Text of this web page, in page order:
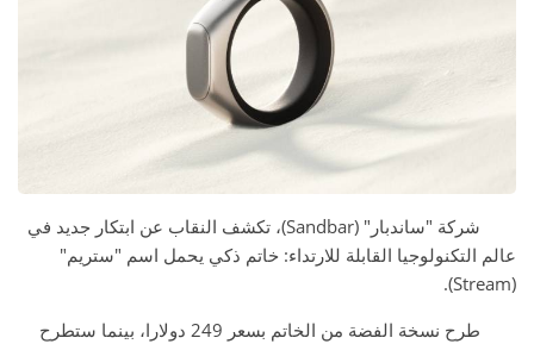
شركة "ساندبار" (Sandbar)، تكشف النقاب عن ابتكار جديد في
عالم التكنولوجيا القابلة للارتداء: خاتم ذكي يحمل اسم "ستريم"
(Stream).
طرح نسخة الفضة من الخاتم بسعر 249 دولارا، بينما ستطرح